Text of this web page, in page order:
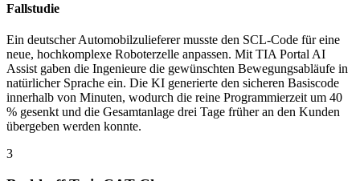
Fallstudie
Ein deutscher Automobilzulieferer musste den SCL-Code für eine
neue, hochkomplexe Roboterzelle anpassen. Mit TIA Portal AI
Assist gaben die Ingenieure die gewünschten Bewegungsabläufe in
natürlicher Sprache ein. Die KI generierte den sicheren Basiscode
innerhalb von Minuten, wodurch die reine Programmierzeit um 40
% gesenkt und die Gesamtanlage drei Tage früher an den Kunden
übergeben werden konnte.
3